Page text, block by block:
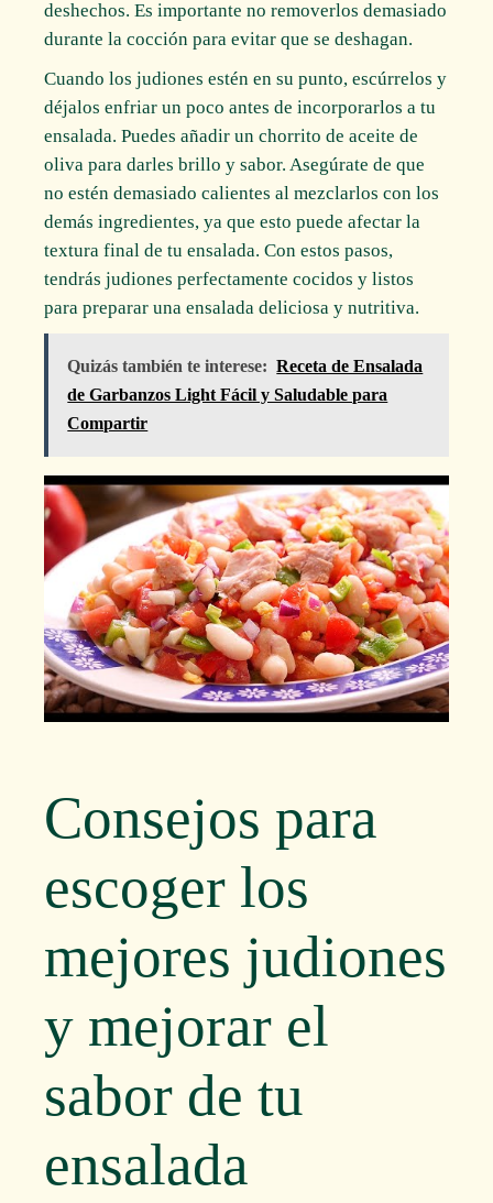
deshechos. Es importante no removerlos demasiado
durante la cocción para evitar que se deshagan.
Cuando los judiones estén en su punto, escúrrelos y
déjalos enfriar un poco antes de incorporarlos a tu
ensalada. Puedes añadir un chorrito de aceite de
oliva para darles brillo y sabor. Asegúrate de que
no estén demasiado calientes al mezclarlos con los
demás ingredientes, ya que esto puede afectar la
textura final de tu ensalada. Con estos pasos,
tendrás judiones perfectamente cocidos y listos
para preparar una ensalada deliciosa y nutritiva.
Quizás también te interese: Receta de Ensalada
de Garbanzos Light Fácil y Saludable para
Compartir
Consejos para
escoger los
mejores judiones
y mejorar el
sabor de tu
ensalada